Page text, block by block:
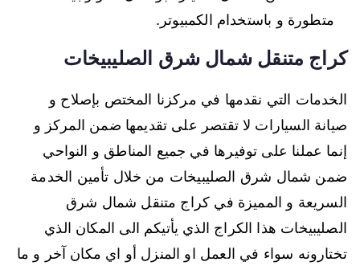
متطورة و باستخدام الكمبيوتر.
كراج متنقل شمال شرق الصليبيخات
الخدمات التي نقدمها في مركزنا المختص بإصلاح و
صيانة السيارات لا تقتصر على تقديمها ضمن المركز و
إنما عملنا على توفيرها في جميع المناطق و النواحي
ضمن شمال شرق الصليبيخات من خلال تأمين الخدمة
السريعة و المميزة في كراج متنقل شمال شرق
الصليبيخات هذا الكراج الذي يأتيكم الى المكان الذي
تختارونه سواء في العمل او المنزل أو اي مكان آخر و ما